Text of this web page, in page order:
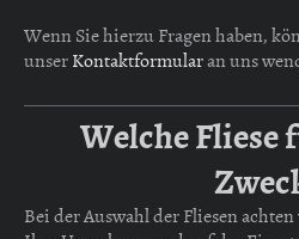
Wenn Sie hierzu Fragen haben,
unserKontaktformularan uns
Welche Fliese
Bei der Auswahl der Fliesen